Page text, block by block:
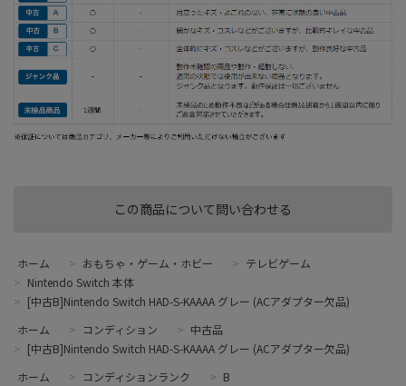
この商品について問い合わせる
ホーム > おもちゃ・ゲーム・ホビー > テレビゲーム
> Nintendo Switch 本体
> [中古B]Nintendo Switch HAD-S-KAAAA グレー (ACアダプター欠品)
ホーム
> コンディション > 中古品
> [中古B]Nintendo Switch HAD-S-KAAAA グレー (ACアダプター欠品)
ホーム
> コンディションランク > B